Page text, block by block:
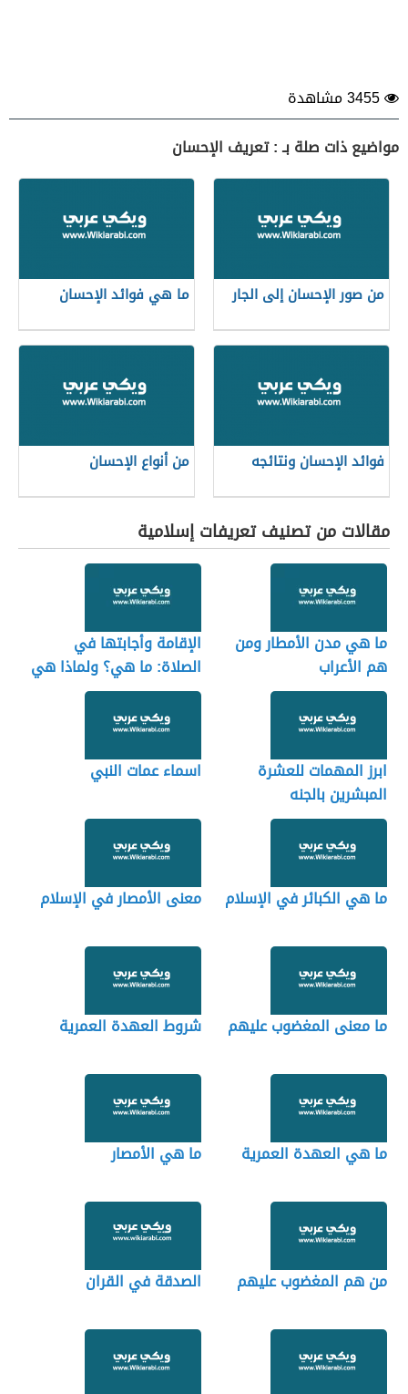
مواضيع ذات صلة بـ : تعريف الإحسان
من صور الإحسان إلى الجار ما هي فوائد الإحسان
فوائد الإحسان ونتائجه من أنواع الإحسان
مقالات من تصنيف تعريفات إسلامية
ما هي مدن الأمطار ومن
هم الأعراب
الإقامة وأجابتها في
الصلاة: ما هي؟ ولماذا هي
مهمة
ابرز المهمات للعشرة
المبشرين بالجنه
اسماء عمات النبي
ما هي الكبائر في الإسلام معنى الأمصار في الإسلام
ما معنى المغضوب عليهم شروط العهدة العمرية
ما هي العهدة العمرية ما هي الأمصار
من هم المغضوب عليهم الصدقة في القران